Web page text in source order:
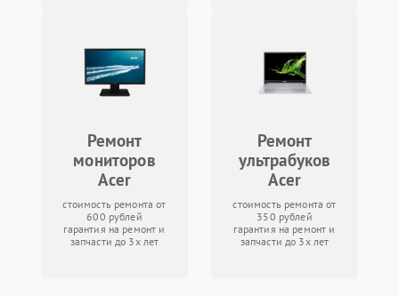
Ремонт
мониторов
Acer
стоимость ремонта от
600 рублей
гарантия на ремонт и
запчасти до 3х лет
Ремонт
ультрабуков
Acer
стоимость ремонта от
350 рублей
гарантия на ремонт и
запчасти до 3х лет